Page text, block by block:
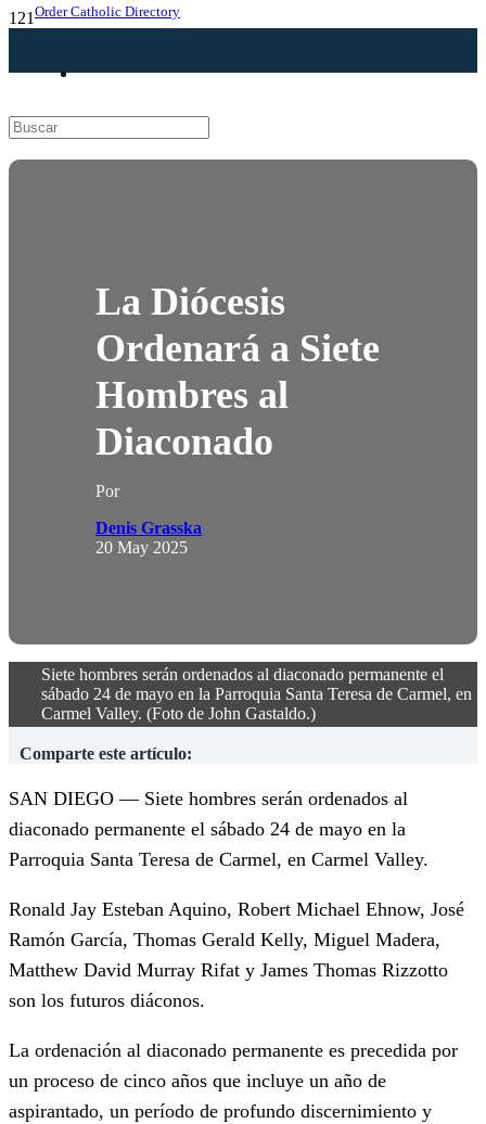
Order Catholic Directory
La Diócesis
Ordenará a Siete
Hombres al
Diaconado
Por
Denis Grasska
20 May 2025
Siete hombres serán ordenados al diaconado permanente el
sábado 24 de mayo en la Parroquia Santa Teresa de Carmel, en
Carmel Valley. (Foto de John Gastaldo.)
Comparte este artículo:
SAN DIEGO — Siete hombres serán ordenados al
diaconado permanente el sábado 24 de mayo en la
Parroquia Santa Teresa de Carmel, en Carmel Valley.
Ronald Jay Esteban Aquino, Robert Michael Ehnow, José
Ramón García, Thomas Gerald Kelly, Miguel Madera,
Matthew David Murray Rifat y James Thomas Rizzotto
son los futuros diáconos.
La ordenación al diaconado permanente es precedida por
un proceso de cinco años que incluye un año de
aspirantado, un período de profundo discernimiento y